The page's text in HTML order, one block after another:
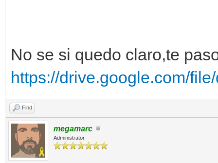
No se si quedo claro,te
https://drive.google.com/
Find
megamarc
Administrator